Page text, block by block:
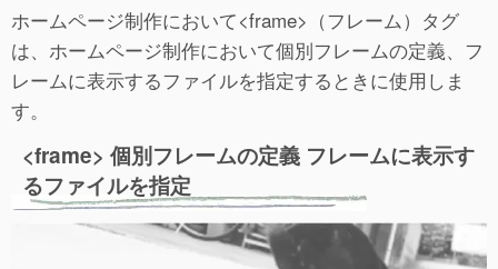
ホームページ制作において<frame>（フレーム）タグ
は、ホームページ制作において個別フレームの定義、フ
レームに表示するファイルを指定するときに使用しま
す。
<frame> 個別フレームの定義 フレームに表示す
るファイルを指定